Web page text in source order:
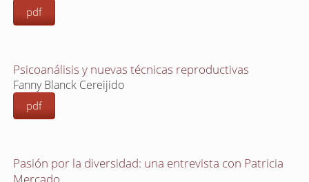
pdf
Psicoanálisis y nuevas técnicas reproductivas
Fanny Blanck Cereijido
pdf
Pasión por la diversidad: una entrevista con Patricia